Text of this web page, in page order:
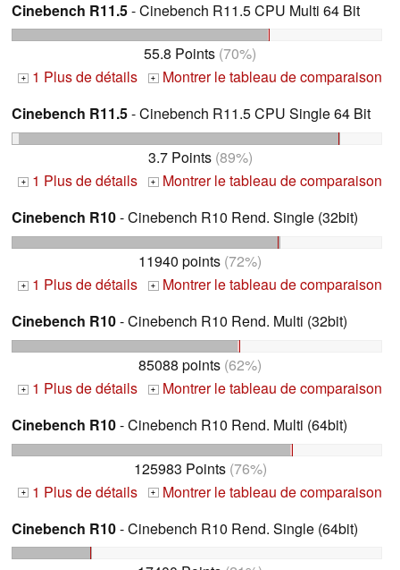
Cinebench R11.5- Cinebench R11.5 CPU Multi 64 Bit
55.8 Points (70%)
+ 1 Plus de détails + Montrer le tableau de comparaison
Cinebench R11.5- Cinebench R11.5 CPU Single 64 Bit
3.7 Points(89%)
+ 1 Plus de détails + Montrer le tableau de comparaison
Cinebench R10- Cinebench R10 Rend. Single (32bit)
11940 points (72%)
+ 1 Plus de détails + Montrer le tableau de comparaison
Cinebench R10- Cinebench R10 Rend. Multi (32bit)
85088 points (62%)
+ 1 Plus de détails + Montrer le tableau de comparaison
Cinebench R10- Cinebench R10 Rend. Multi (64bit)
125983 Points(76%)
+ 1 Plus de détails + Montrer le tableau de comparaison
Cinebench R10- Cinebench R10 Rend. Single (64bit)